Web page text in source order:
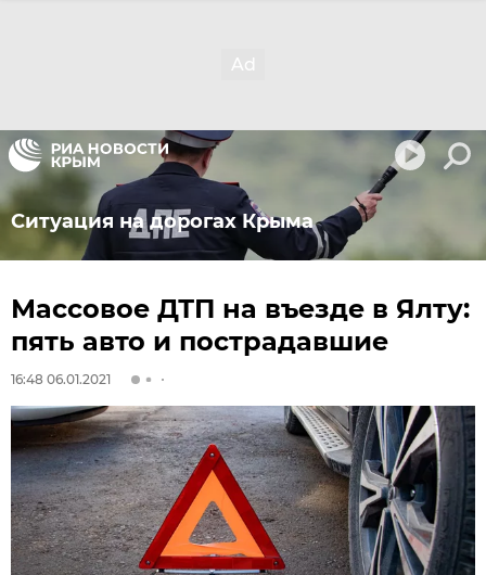
Ситуация на дорогах Крыма
Массовое ДТП на въезде в Ялту:
пять авто и пострадавшие
16:48 06.01.2021